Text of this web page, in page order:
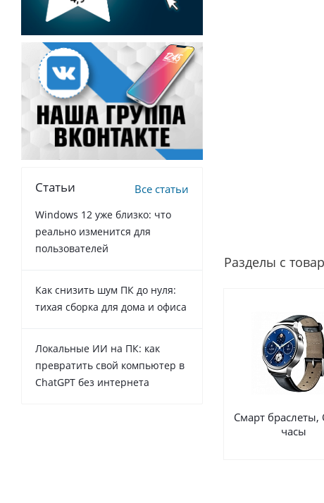
Разделы с
Смарт браслеты,
часы
Статьи Все статьи
Windows 12 уже близко: что
реально изменится для
пользователей
Как снизить шум ПК до нуля:
тихая сборка для дома и офиса
Локальные ИИ на ПК: как
превратить свой компьютер в
ChatGPT без интернета